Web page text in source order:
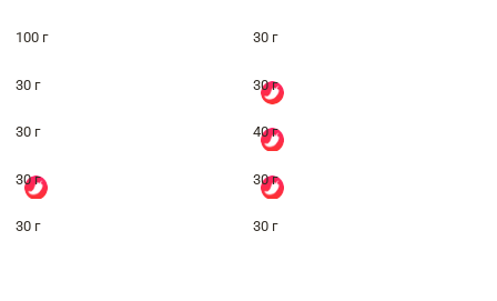
100 г 30 г
30 г 30 г
30 г 40 г
30 г 30 г
30 г 30 г